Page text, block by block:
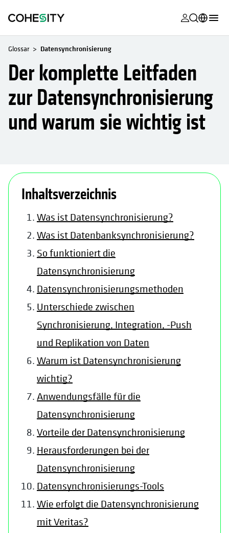
wird in
wird in
Alta
wird in
Support
wird in
wird in
wird in
wird in
wird in
English (U.S.)
日本語 (Japan)
Português (Brazil)
Glossar Datensynchronisierung
Der komplette Leitfaden
zur Datensynchronisierung
und warum sie wichtig ist
Inhaltsverzeichnis
Was ist Datensynchronisierung?
Was ist Datenbanksynchronisierung?
So funktioniert die
Datensynchronisierung
Datensynchronisierungsmethoden
Unterschiede zwischen
Synchronisierung, Integration, -Push
und Replikation von Daten
Warum ist Datensynchronisierung
wichtig?
Anwendungsfälle für die
Datensynchronisierung
Vorteile der Datensynchronisierung
Herausforderungen bei der
Datensynchronisierung
Datensynchronisierungs-Tools
Wie erfolgt die Datensynchronisierung
mit Veritas?
wird in einer neuen